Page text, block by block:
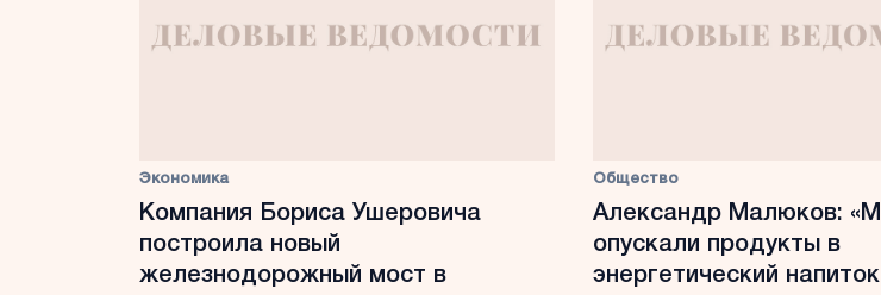
Экономика
Компания Бориса Ушеровича
построила новый
железнодорожный мост в
Общество
Александр Малюков:
опускали продукты в
энергетический